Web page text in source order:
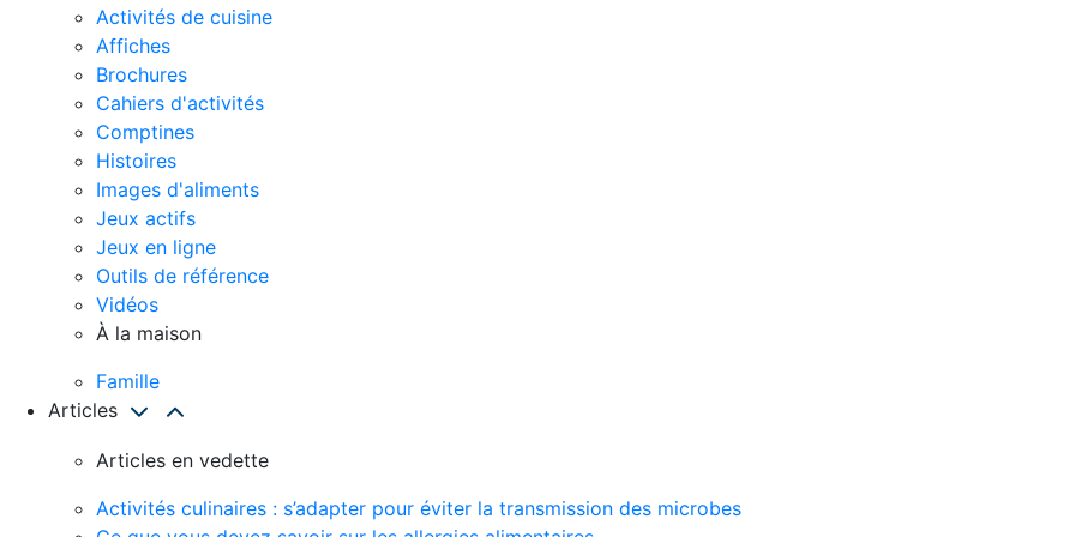
Activités de cuisine
Affiches
Brochures
Cahiers d'activités
Comptines
Histoires
Images d'aliments
Jeux actifs
Jeux en ligne
Outils de référence
Vidéos
À la maison
Famille
Articles
Articles en vedette
Activités culinaires : s’adapter pour éviter la transmission des microbes